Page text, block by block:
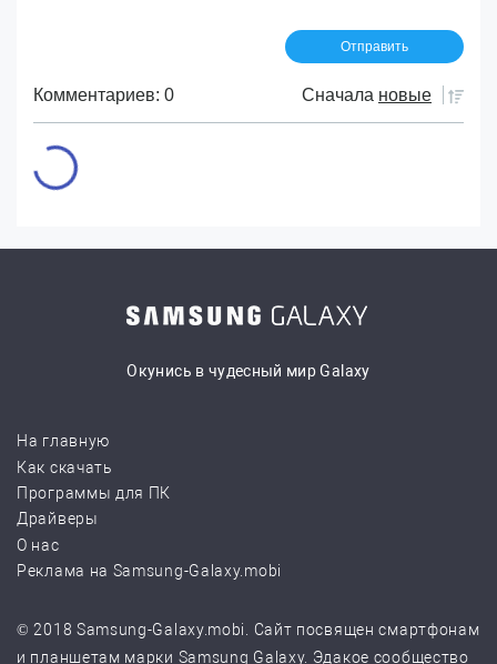
Комментариев: 0 Сначала новые
Окунись в чудесный мир Galaxy
На главную
Как скачать
Программы для ПК
Драйверы
О нас
Реклама на Samsung-Galaxy.mobi
© 2018 Samsung-Galaxy.mobi. Сайт посвящен смартфонам
и планшетам марки Samsung Galaxy. Эдакое сообщество